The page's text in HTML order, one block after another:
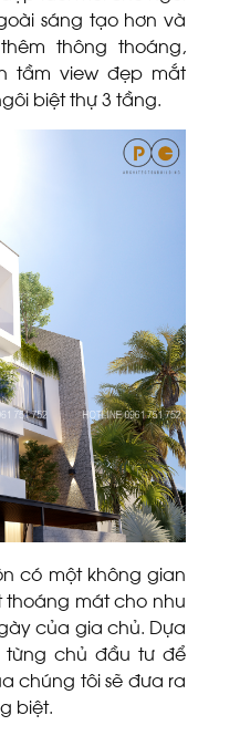
sáng tạo hơn và
thông thoáng,
tầm view đẹp mắt
biệt thự 3 tầng.
có một không gian
thoáng mát cho nhu
của gia chủ. Dựa
chủ đầu tư để
chúng tôi sẽ đưa ra
biệt.